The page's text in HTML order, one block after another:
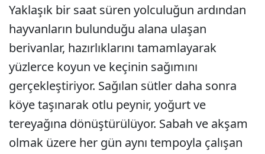
Yaklaşık bir saat süren yolculuğun ardından
hayvanların bulunduğu alana ulaşan
berivanlar, hazırlıklarını tamamlayarak
yüzlerce koyun ve keçinin sağımını
gerçekleştiriyor. Sağılan sütler daha sonra
köye taşınarak otlu peynir, yoğurt ve
tereyağına dönüştürülüyor. Sabah ve akşam
olmak üzere her gün aynı tempoyla çalışan